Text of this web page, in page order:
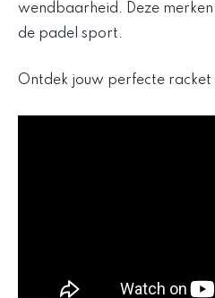
wendbaarheid. Deze
de padel sport.
Ontdek jouw perfecte racket